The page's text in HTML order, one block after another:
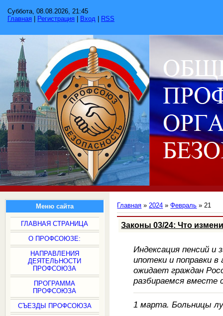
Суббота, 08.08.2026, 21:45
Главная
Регистрация Вход RSS
Меню сайта
ГЛАВНАЯ СТРАНИЦА
О ПРОФСОЮЗЕ:
НАПРАВЛЕНИЯ
ДЕЯТЕЛЬНОСТИ
ПРОФСОЮЗА
ПРОГРАММА
ПРОФСОЮЗА
СЪЕЗДЫ ПРОФСОЮЗА
Главная »2024 » Февраль » 21
Законы 03/24: Что
Индексация пенсий и
ипотеки и поправки
ожидает граждан
разбираемся вместе
1 марта. Больницы